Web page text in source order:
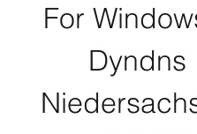
For
Dyndns